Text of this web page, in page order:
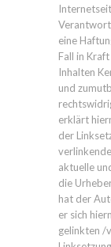
eine
Fall in
Inhalten
und
erklärt
der
aktuelle
die
hat der
er sich
gelinkten /